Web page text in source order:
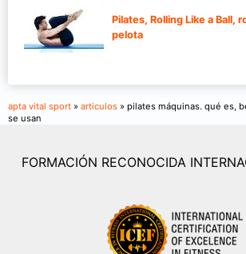
Pilates, Rolling Like a Ball,
pelota
apta vital sport » articulos » pilates máquinas. qué es,
se usan
FORMACIÓN RECONOCIDA